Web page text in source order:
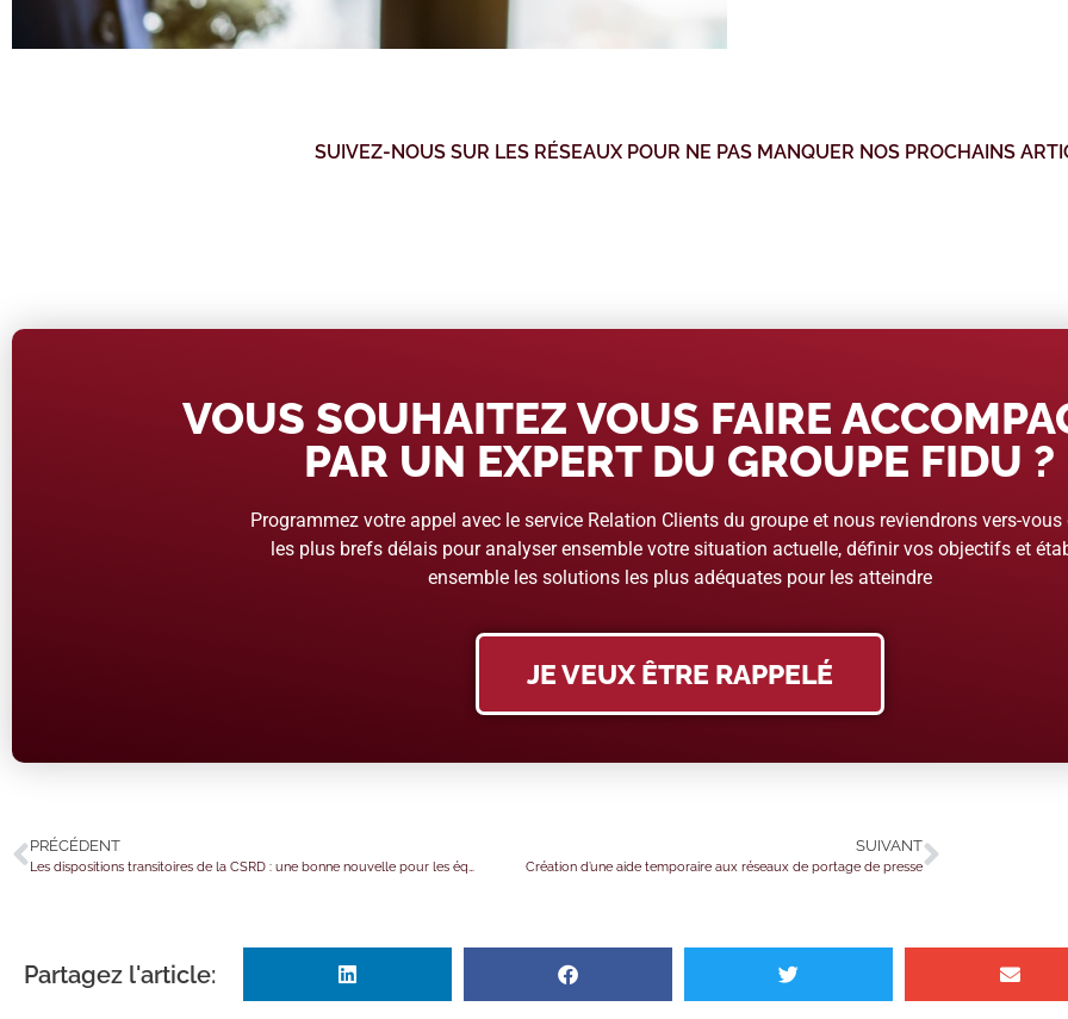
SUIVEZ-NOUS SUR LES RÉSEAUX POUR NE PAS MANQUER NOS PROCHAINS
VOUS SOUHAITEZ VOUS FAIRE
PAR UN EXPERT DU GROUPE FIDU ?
Programmez votre appel avec le service Relation Clients du groupe et nous reviendrons vers-vous
les plus brefs délais pour analyser ensemble votre situation actuelle, définir vos objectifs et
ensemble les solutions les plus adéquates pour les atteindre
JE VEUX ÊTRE RAPPELÉ
PRÉCÉDENT
Les dispositions transitoires de la CSRD : une bonne nouvelle pour les équipes RSE des entreprises concernées
SUIVANT
Création d’une aide temporaire aux réseaux de portage de presse
Partagez l'article: